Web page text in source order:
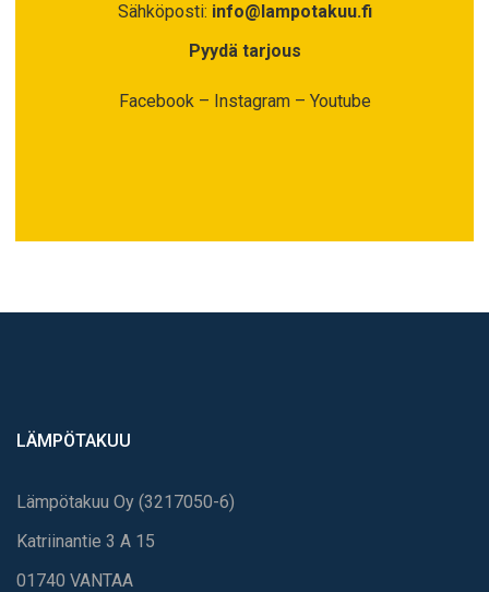
Sähköposti: info@lampotakuu.fi
Pyydä tarjous
Facebook– Instagram– Youtube
LÄMPÖTAKUU
Lämpötakuu Oy (3217050-6)
Katriinantie 3 A 15
01740 VANTAA